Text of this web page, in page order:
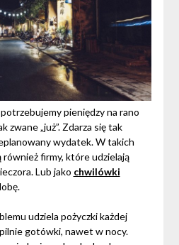
pieniędzy na rano
zwane „już”. Zdarza się tak
wydatek. W takich
firmy, które udzielają
Lub jako chwilówki
udziela pożyczki każdej
gotówki, nawet w nocy.